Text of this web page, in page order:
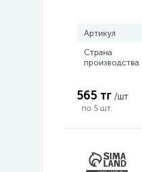
Артикул
Страна
производства
565 тг /шт
по 5 шт.